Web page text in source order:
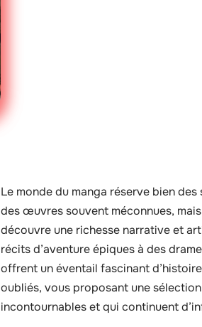
Le monde du manga réserve bien
des œuvres souvent méconnues,
découvre une richesse narrative et
récits d’aventure épiques à des
offrent un éventail fascinant
oubliés, vous proposant une
incontournables et qui continuent